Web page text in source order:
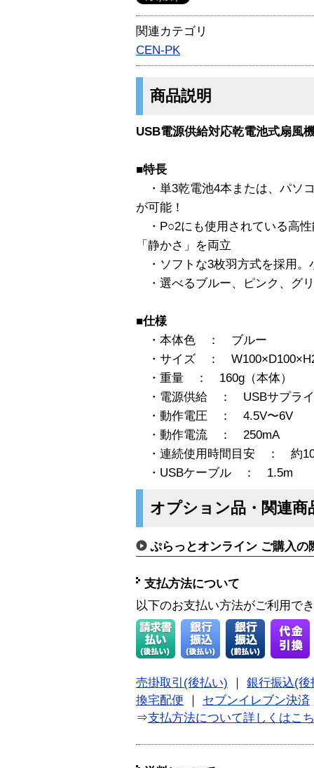
関連カテゴリ
CEN-PK
商品説明
USB電源供給対応乾電池式扇風
■特長
・単3乾電池4本または、パソ
が可能！
・P○2にも使用されている高
「静かさ」を両立
・ソフトな3枚羽方式を採用。
・選べるブルー、ピンク、グ
■仕様
・本体色 ： ブルー
・サイズ ：
・重量 ： 160g（本体）
・電源供給 ： USBサプライ
・動作電圧 ： 4.5V〜6V
・動作電流 ： 250mA
・連続使用時間目安 ： 約10
・USBケーブル ： 1.5m
オプション品・関連商
ぷらっとオンライン ご購入の
支払方法について
以下のお支払い方法がご利用で
売掛取引(後払い)
銀行振込(後
換宅配便
セブンイレブン決済
⇒支払方法について詳しくはこ